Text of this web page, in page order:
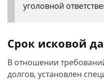
уголовной
Срок исковой
В отношении
долгов, установлен